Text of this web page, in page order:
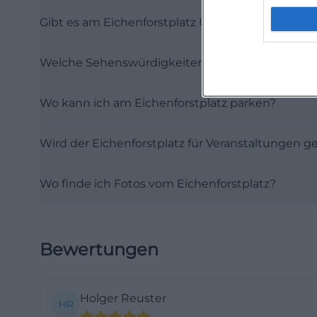
verbunden ist.
ursprünglich
später das neue
(https://
Gibt es am Eichenforstplatz
Welche Sehenswürdigkeiten sind in der Nähe?
Wo kann ich am Eichenforstplatz parken?
Wird der Eichenforstplatz für Veranstaltungen
Wo finde ich Fotos vom Eichenforstplatz?
Bewertungen
HR Holger Reuster